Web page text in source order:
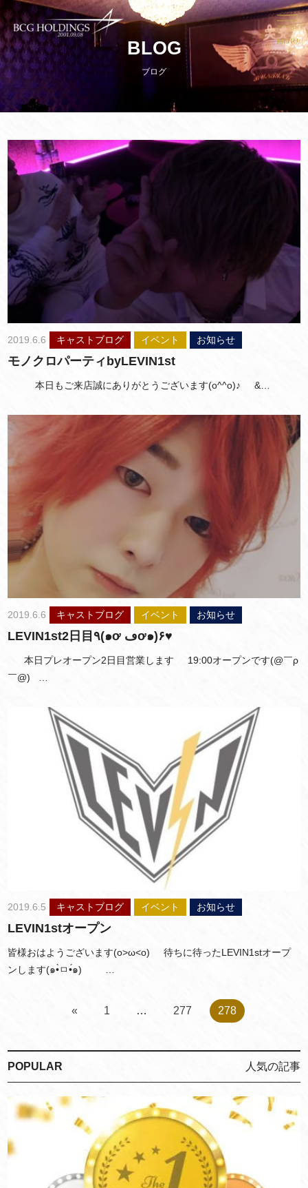
MENU
BLOG
ブログ
2019.6.6 キャストブログ イベント お知らせ
モノクロパーティbyLEVIN1st
本日もご来店誠にありがとうございます(o^^o)♪ &…
2019.6.6 キャストブログ イベント お知らせ
LEVIN1st2日目٩(๑ơ ڡơ๑)۶♥
本日プレオープン2日目営業します 19:00オープンです(@￣ρ
￣@) …
2019.6.5 キャストブログ イベント お知らせ
LEVIN1stオープン
皆様おはようございます(o>ω<o) 待ちに待ったLEVIN1stオープ
ンします(๑•̀ㅁ•́๑)ゞ …
« 1 … 277 278
POPULAR 人気の記事